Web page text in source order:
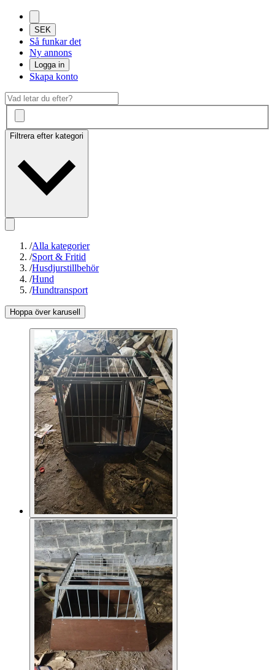
SEK
Så funkar det
Ny annons
Logga in
Skapa konto
Filtrera efter kategori
/Alla kategorier
/Sport & Fritid
/Husdjurstillbehör
/Hund
/Hundtransport
Hoppa över karusell